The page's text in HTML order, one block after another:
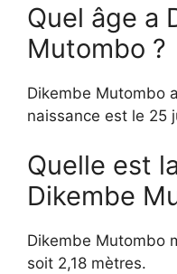
Quel âge a
Mutombo ?
Dikembe Mutombo
naissance est le 25
Quelle est
Dikembe
Dikembe Mutombo
soit 2,18 mètres.